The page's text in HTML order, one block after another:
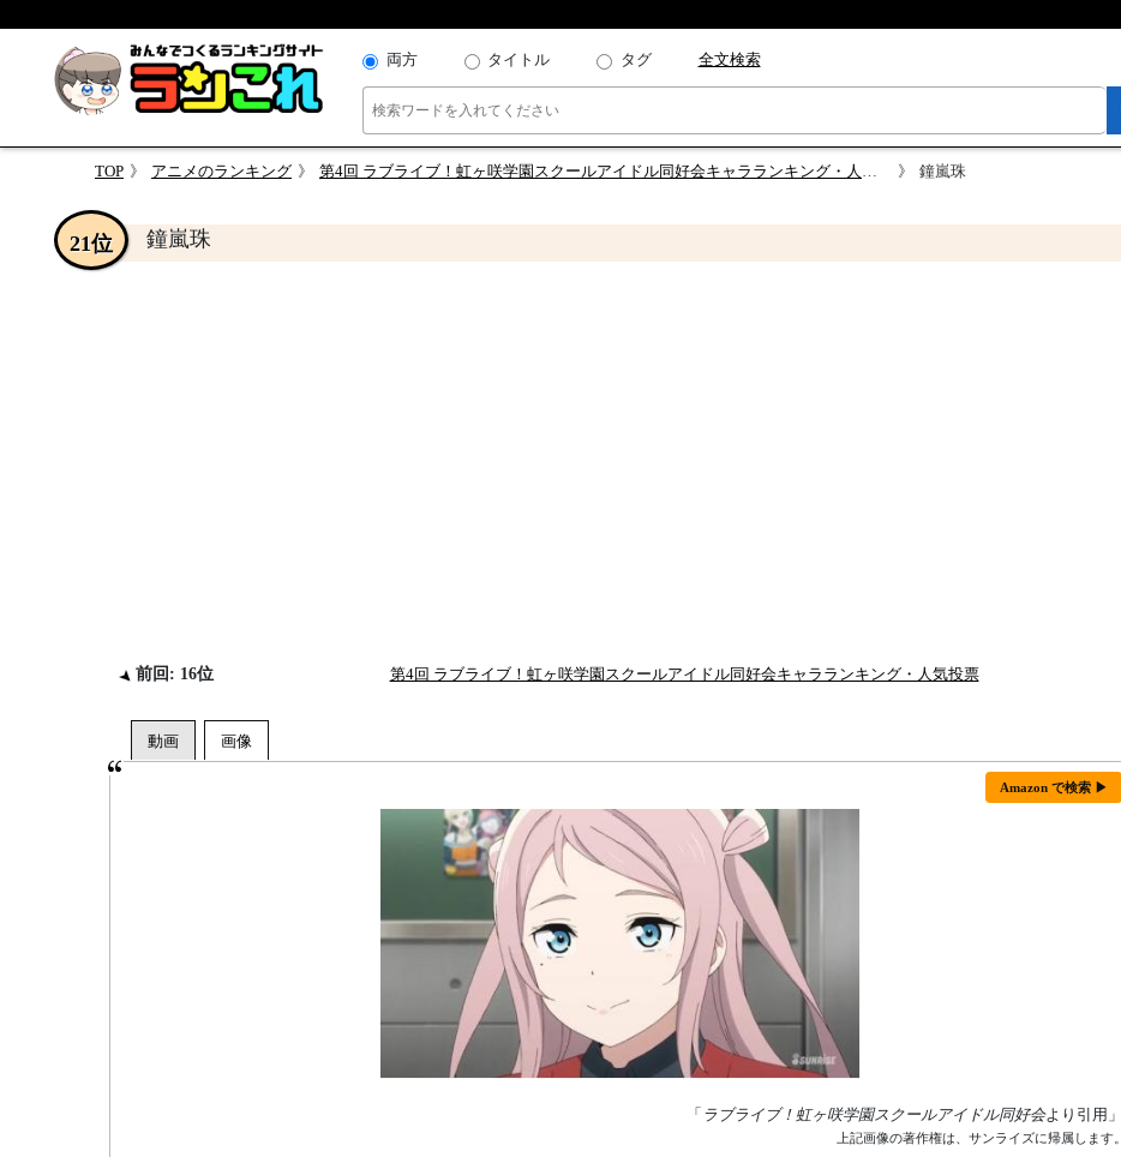
両方 タイトル タグ 全文検索
TOP アニメのランキング 第4回 ラブライブ！虹ヶ咲学園スクールアイドル同好会キャラランキング・人気投票 鐘嵐珠
鐘嵐珠
21位
前回: 16位 第4回 ラブライブ！虹ヶ咲学園スクールアイドル同好会キャラランキング・人気投票
Amazon で検索 ▶
「 ラブライブ！虹ヶ咲学園スクールアイドル同好会より引用」
上記画像の著作権は、サンライズに帰属します。